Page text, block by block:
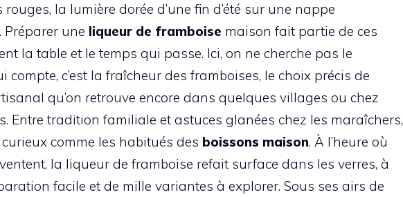
la lumière dorée d’une fin d’été sur une nappe
Préparer une liqueur de framboise maison fait partie de ces
la table et le temps qui passe. Ici, on ne cherche pas le
compte, c’est la fraîcheur des framboises, le choix précis de
qu’on retrouve encore dans quelques villages ou chez
Entre tradition familiale et astuces glanées chez les maraîchers,
comme les habitués des boissons maison. À l’heure où
la liqueur de framboise refait surface dans les verres, à
facile et de mille variantes à explorer. Sous ses airs de